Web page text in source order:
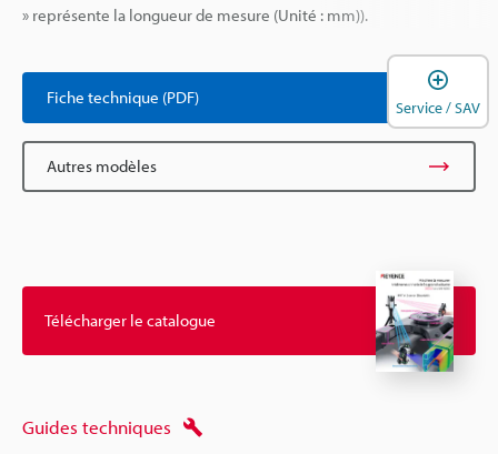
» représente la longueur de mesure (Unité : mm)).
Fiche technique (PDF)
Autres modèles
Télécharger le catalogue
Guides techniques
Service / SAV